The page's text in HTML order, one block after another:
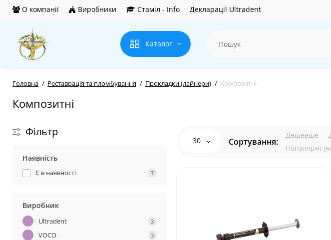
О компанії Виробники Стаміл - Info Декларації Ultradent
Каталог
Головна Реставрація та пломбування Прокладки (лайнери) Композитні
Композитні
Фільтр
Наявність
Є в наявності 7
Виробник
Ultradent 3
VOCO 3
30 Сортування:
Дешевше
Популярні